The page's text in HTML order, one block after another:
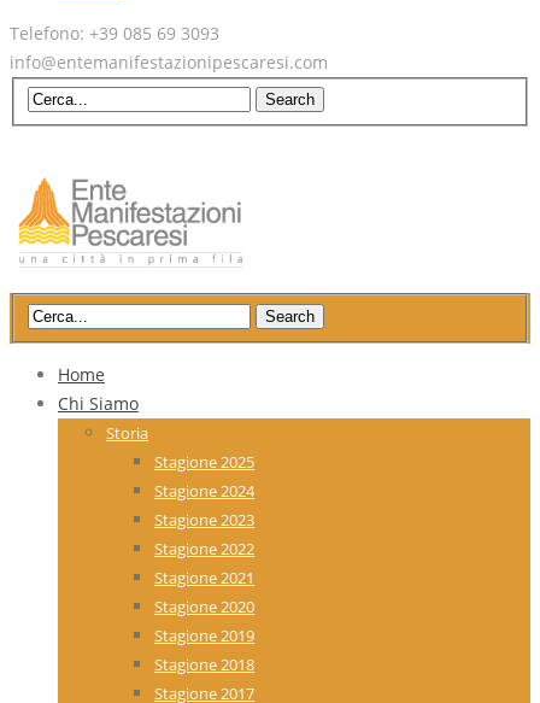
Telefono: +39 085 69 3093
info@entemanifestazionipescaresi.com
Home
Chi Siamo
Storia
Stagione 2025
Stagione 2024
Stagione 2023
Stagione 2022
Stagione 2021
Stagione 2020
Stagione 2019
Stagione 2018
Stagione 2017